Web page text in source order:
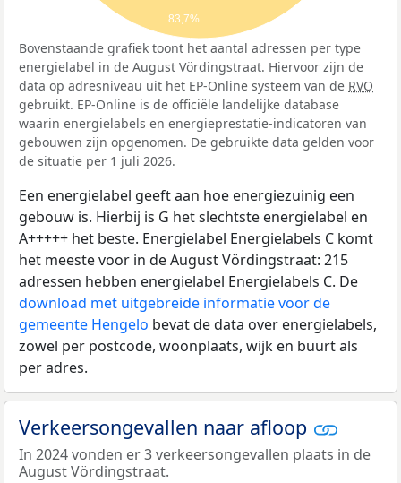
83,7%
Bovenstaande grafiek toont het aantal adressen per type
energielabel in de August Vördingstraat. Hiervoor zijn de
data op adresniveau uit het EP-Online systeem van de RVO
gebruikt. EP-Online is de officiële landelijke database
waarin energielabels en energieprestatie-indicatoren van
gebouwen zijn opgenomen. De gebruikte data gelden voor
de situatie per 1 juli 2026.
Een energielabel geeft aan hoe energiezuinig een
gebouw is. Hierbij is G het slechtste energielabel en
A+++++ het beste. Energielabel Energielabels C komt
het meeste voor in de August Vördingstraat: 215
adressen hebben energielabel Energielabels C. De
download met uitgebreide informatie voor de
gemeente Hengelo bevat de data over energielabels,
zowel per postcode, woonplaats, wijk en buurt als
per adres.
Verkeersongevallen naar afloop
In 2024 vonden er 3 verkeersongevallen plaats in de
August Vördingstraat.